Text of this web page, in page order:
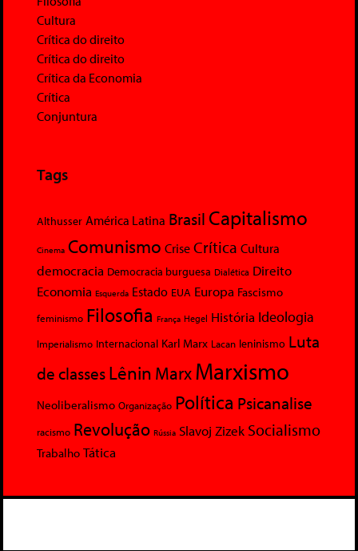
Cultura
Crítica do direito
Crítica do direito
Crítica da Economia
Crítica
Conjuntura
Tags
Althusser América Latina Brasil Capitalismo
Cinema Comunismo Crise Crítica Cultura
democracia Democracia burguesa Dialética Direito
Economia Esquerda Estado EUA Europa Fascismo
feminismo Filosofia França Hegel História Ideologia
Imperialismo Internacional Karl Marx Lacan leninismo Luta
de classesLênin MarxMarxismo
Neoliberalismo Organização Política Psicanalise
racismo Revolução Rússia Slavoj Zizek Socialismo
Trabalho Tática